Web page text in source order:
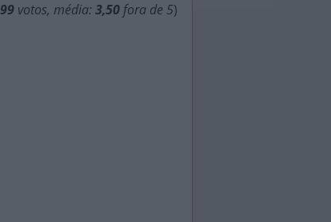
99 votos, média: 3,50 fora de 5)